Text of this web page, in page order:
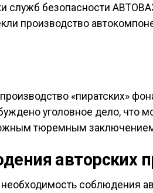
служб безопасности
производство
«пиратских»
уголовное дело, что
тюремным заключением
авторских
соблюдения